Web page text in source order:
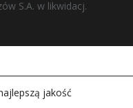
jakość